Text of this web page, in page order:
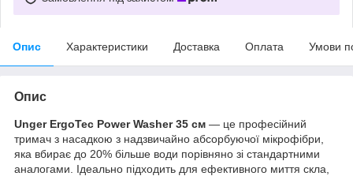
Опис Характеристики Доставка Оплата Умови
Опис
Unger ErgoTec Power Washer 35 см — це професійний
тримач з насадкою з надзвичайно абсорбуючої мікрофібри,
яка вбирає до 20% більше води порівняно зі стандартними
аналогами. Ідеально підходить для ефективного миття скла,